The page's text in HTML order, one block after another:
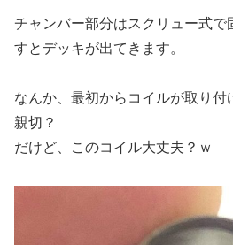
チャンバー部分はスクリュー式で
すとデッキが出てきます。
なんか、最初からコイルが取り付
親切？
だけど、このコイル大丈夫？ｗ